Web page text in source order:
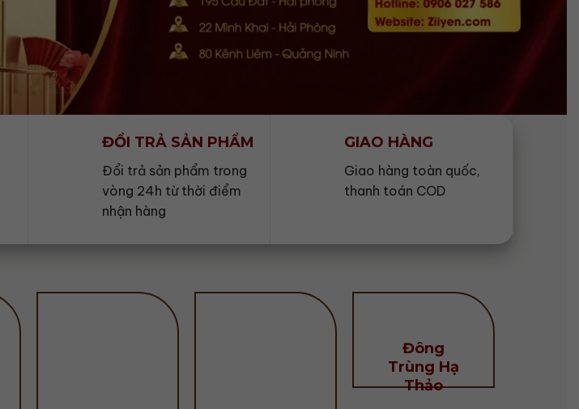
ĐỔI TRẢ SẢN PHẨM
Đổi trả sản phẩm trong
vòng 24h từ thời điểm
nhận hàng
GIAO HÀNG
Giao hàng toàn quốc,
thanh toán COD
Đông
Trùng Hạ
Thảo